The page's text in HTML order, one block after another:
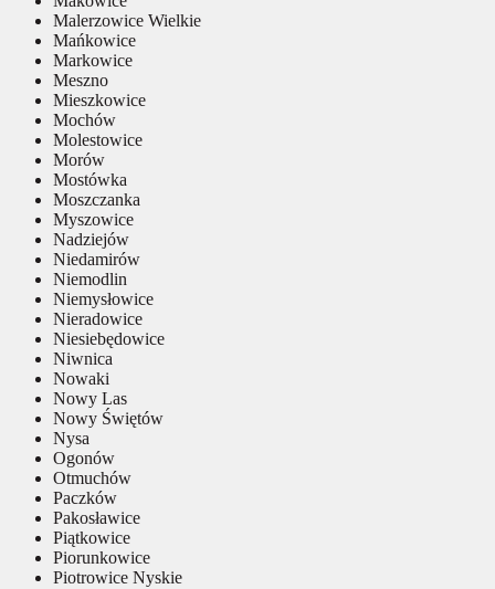
Malerzowice Wielkie
Mańkowice
Markowice
Meszno
Mieszkowice
Mochów
Molestowice
Morów
Mostówka
Moszczanka
Myszowice
Nadziejów
Niedamirów
Niemodlin
Niemysłowice
Nieradowice
Niesiebędowice
Niwnica
Nowaki
Nowy Las
Nowy Świętów
Nysa
Ogonów
Otmuchów
Paczków
Pakosławice
Piątkowice
Piorunkowice
Piotrowice Nyskie